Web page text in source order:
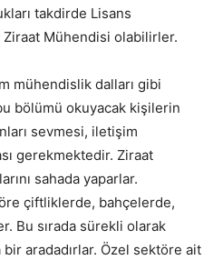
takdirde Lisans
Ziraat Mühendisi olabilirler.
mühendislik dalları gibi
bu bölümü okuyacak kişilerin
sevmesi, iletişim
gerekmektedir. Ziraat
sahada yaparlar.
çiftliklerde, bahçelerde,
Bu sırada sürekli olarak
aradadırlar. Özel sektöre ait